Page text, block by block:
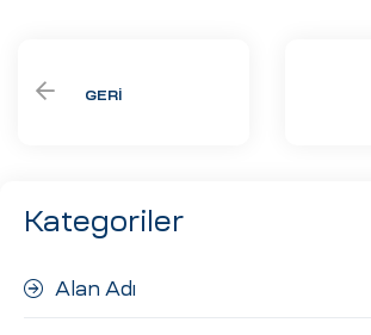
GERI
Kategoriler
Alan Adı